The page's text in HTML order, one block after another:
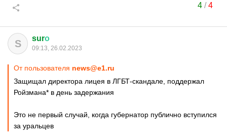
4/4
S surо
09:13, 26.02.2023
От пользователя news@e1.ru
Защищал директора лицея в ЛГБТ-скандале, поддержал
Ройзмана* в день задержания
Это не первый случай, когда губернатор публично вступился
за уральцев